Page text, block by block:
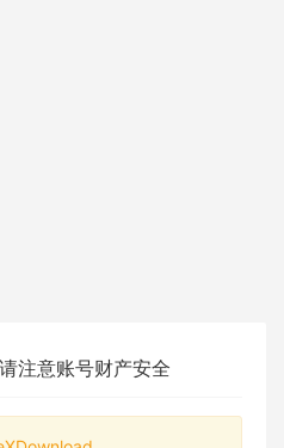
注意账号财产安全